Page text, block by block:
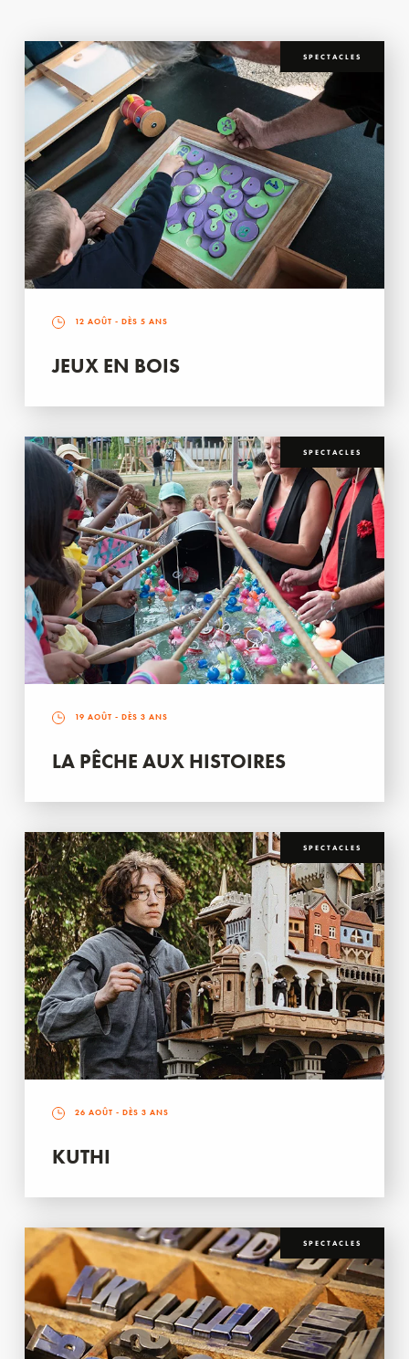
SPECTACLES
12 AOÛT - DÈS 5 ANS
JEUX EN BOIS
SPECTACLES
19 AOÛT - DÈS 3 ANS
LA PÊCHE AUX HISTOIRES
SPECTACLES
26 AOÛT - DÈS 3 ANS
KUTHI
SPECTACLES